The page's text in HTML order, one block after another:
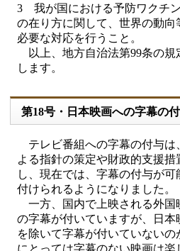
3 我が国における予防ワクチ
の在り方に関して、世界の動向
必要な対応を行うこと。
以上、地方自治法第99条の規
します。
第18号・日本映画への字幕の
テレビ番組への字幕の付与は
よる指針の策定や財政的支援措
し、現在では、字幕の付与が
付けられるようになりました。
一方、国内で上映される外国
の字幕が付いていますが、日
を除いて字幕が付いていない
にとっては字幕のない映画は楽